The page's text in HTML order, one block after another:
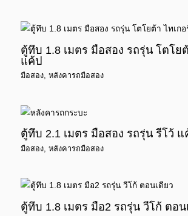
ตู้ทึบ 1.8 เมตร มือสอง รถรุ่น โตโย
แค้ป
มือสอง,หลังคารถมือสอง
ตู้ทึบ 2.1 เมตร มือสอง รถรุ่น รีโว้ แ
มือสอง ,หลังคารถมือสอง
ตู้ทึบ 1.8 เมตร มือ2 รถรุ่น วีโก้ ตอน